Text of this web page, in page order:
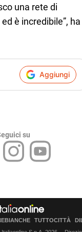
una rete di
è incredibile”, ha
Aggiungi
su
TUTTOCITTÀ